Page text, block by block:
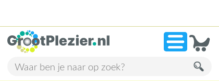
»13.945 beoordelingen!